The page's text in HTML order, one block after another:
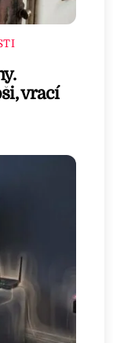
vrací